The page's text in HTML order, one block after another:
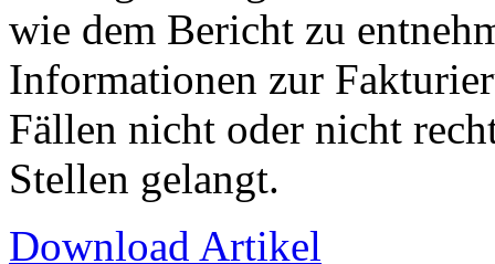
wie dem Bericht zu
Informationen zur
Fällen nicht oder nicht
Stellen gelangt.
Download Artikel